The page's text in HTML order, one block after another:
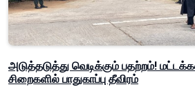
அடுத்தடுத்து வெடிக்கும் பதற்றம்!
சிறைகளில் பாதுகாப்பு தீவிரம்